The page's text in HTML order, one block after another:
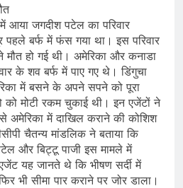
आया जगदीश पटेल का परिवार
बर्फ में फंस गया था। इस परिवार
हो गई थी। अमेरिका और कनाडा
के शव बर्फ में पाए गए थे। डिंगुचा
में बसने के अपने सपने को पूरा
को मोटी रकम चुकाई थी। इन एजेंटों ने
अमेरिका में दाखिल कराने की कोशिश
चैतन्य मांडलिक ने बताया कि
और बिट्टू पाजी इस मामले में
यह जानते थे कि भीषण सर्दी में
भी सीमा पार कराने पर जोर डाला।